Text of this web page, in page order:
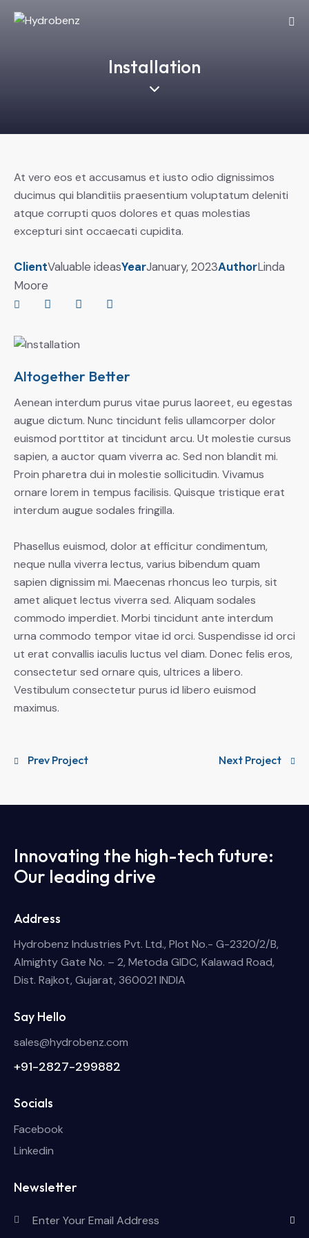
Installation
Altogether Better
Aenean interdum purus vitae purus laoreet, eu egestas
augue dictum. Nunc tincidunt felis ullamcorper dolor
euismod porttitor at tincidunt arcu. Ut molestie cursus
sapien, a auctor quam viverra ac. Sed non blandit mi.
Proin pharetra dui in molestie sollicitudin. Vivamus
ornare lorem in tempus facilisis. Quisque tristique erat
interdum augue sodales fringilla.
Phasellus euismod, dolor at efficitur condimentum,
neque nulla viverra lectus, varius bibendum quam
sapien dignissim mi. Maecenas rhoncus leo turpis, sit
amet aliquet lectus viverra sed. Aliquam sodales
commodo imperdiet. Morbi tincidunt ante interdum
urna commodo tempor vitae id orci. Suspendisse id orci
ut erat convallis iaculis luctus vel diam. Donec felis eros,
consectetur sed ornare quis, ultrices a libero.
Vestibulum consectetur purus id libero euismod
maximus.
At vero eos et accusamus et iusto odio dignissimos
ducimus qui blanditiis praesentium voluptatum deleniti
atque corrupti quos dolores et quas molestias
excepturi sint occaecati cupidita.
ClientValuable ideasYearJanuary, 2023AuthorLinda
Moore
Prev Project Next Project
Innovating the high-tech future:
Our leading drive
Address
Hydrobenz Industries Pvt. Ltd., Plot No.- G-2320/2/B,
Almighty Gate No. – 2, Metoda GIDC, Kalawad Road,
Dist. Rajkot, Gujarat, 360021 INDIA
Say Hello
sales@hydrobenz.com
+91-2827-299882
Socials
Facebook
Linkedin
Newsletter